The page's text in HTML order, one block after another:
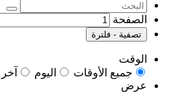
الصفحة
تصفية - فلترة
الوقت
جميع الأوقات
اليوم
عرض